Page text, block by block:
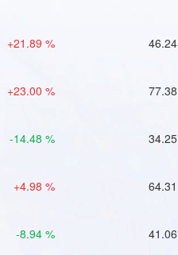
+21.89 % 46.24
+23.00 % 77.38
-14.48 % 34.25
+4.98 % 64.31
-8.94 % 41.06